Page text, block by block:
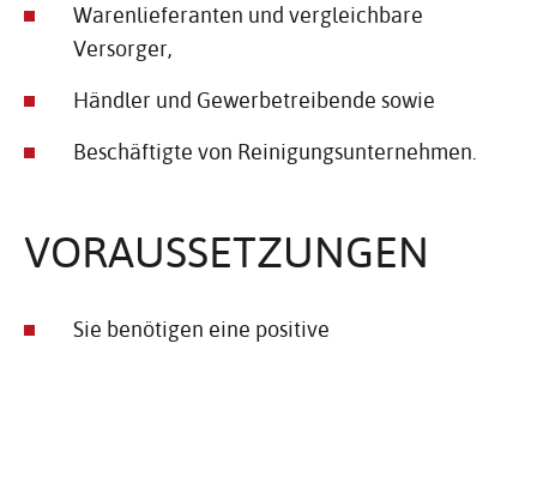
Warenlieferanten und vergleichbare
Versorger,
Händler und Gewerbetreibende sowie
Beschäftigte von Reinigungsunternehmen.
VORAUS­SET­ZUNGEN
Sie benötigen eine positive